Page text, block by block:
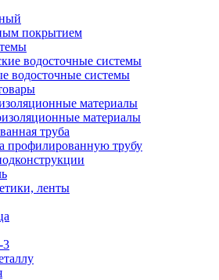
покрытием
водосточные системы
водосточные системы
материалы
материалы
труба
профилированную трубу
ленты
3